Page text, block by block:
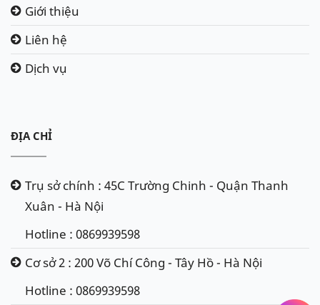
Giới thiệu
Liên hệ
Dịch vụ
ĐỊA CHỈ
Trụ sở chính : 45C Trường Chinh - Quận Thanh
Xuân - Hà Nội
Hotline : 0869939598
Cơ sở 2 : 200 Võ Chí Công - Tây Hồ - Hà Nội
Hotline : 0869939598